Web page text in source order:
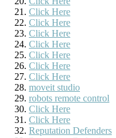
Click Here
Click Here
Click Here
Click Here
Click Here
Click Here
Click Here
moveit studio
robots remote control
Click Here
Click Here
Reputation Defenders